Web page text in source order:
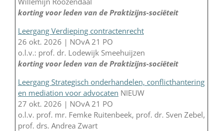
korting voor leden van de Praktizijns-sociëteit
Leergang Verdieping contractenrecht
26 okt. 2026 | NOvA 21 PO
o.l.v.: prof. dr. Lodewijk Smeehuijzen
korting voor leden van de Praktizijns-sociëteit
Leergang Strategisch onderhandelen, conflicthantering
en mediation voor advocaten NIEUW
27 okt. 2026 | NOvA 21 PO
o.l.v. prof. mr. Femke Ruitenbeek, prof. dr. Sven Zebel,
prof. drs. Andrea Zwart